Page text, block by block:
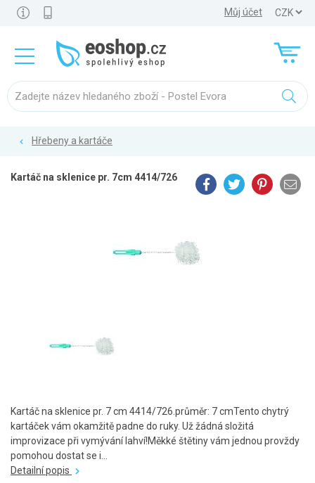
Můj účet
Hřebeny a kartáče
Kartáč na sklenice pr. 7cm 4414/726
Kartáč na sklenice pr. 7 cm 4414/726.průměr: 7 cmTento chytrý
kartáček vám okamžitě padne do ruky. Už žádná složitá
improvizace při vymývání lahví!Měkké štětiny vám jednou provždy
pomohou dostat se i...
Detailní popis